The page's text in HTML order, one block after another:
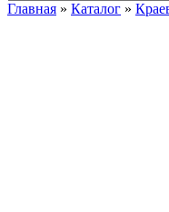
Главная » Каталог »